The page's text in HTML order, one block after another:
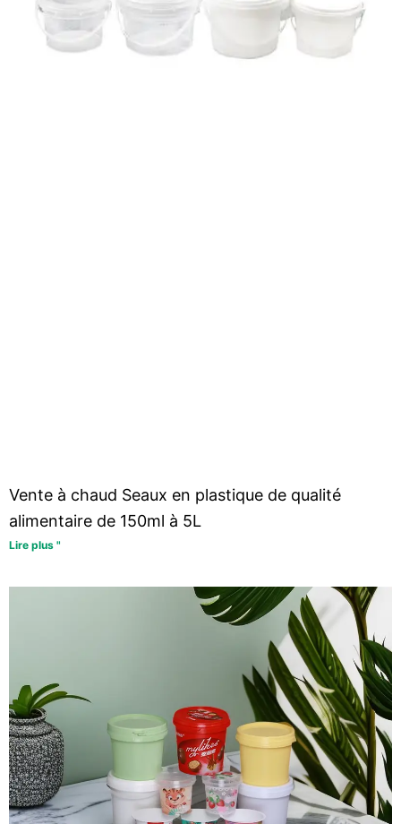
Vente à chaud Seaux en plastique de qualité
alimentaire de 150ml à 5L
Lire plus "